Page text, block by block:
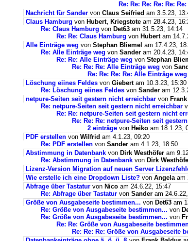
Re: Re: Re: Re: Re:
Nachricht für Sander von Claus Seifried am 3.5.23,
Claus Hamburg von Hubert, Kriegstote am 28.4.23,
Re: Claus Hamburg von Det63 am 31.5.23, 14:14
Re: Re: Claus Hamburg von Hubertam
Alle Einträge weg von Stephan Bliemel am 17.4.23,
Re: Alle Einträge weg von Sander am 20.4.23,
Re: Re: Alle Einträge weg von Stephan
Re: Re: Re: Alle Einträge weg von
Re: Re: Re: Re: Alle Einträge weg
Löschung eiines Feldes von Giebertam 10.3.23, 15:30
Re: Löschung eiines Feldes von Sander am
netpure-Seiten seit gestern nicht erreichbar von Frank
Re: netpure-Seiten seit gestern nicht erreichbar
Re: Re: netpure-Seiten seit gestern nicht
Re: Re: Re: netpure-Seiten seit
2 einträge von Heiko am 18.1.23,
PDF erstellen von Wilfrid am 4.1.23, 09:20
Re: PDF erstellen von Sander am 4.1.23, 18:50
Abstimmung in Datenbank von Dirk Westhöfer am
Re: Abstimmung in Datenbank von Dirk
Lizenz-Version Migration auf neuen Server
Wie erstelle ich eine Dropdown Liste? von Angela am
Abfrage über Tastatur von Nico am 24.6.22, 15:47
Re: Abfrage über Tastatur von Sander am
Größe von Ausgabeseite bestimmen... von Det63 am
Re: Größe von Ausgabeseite bestimmen... von
Re: Größe von Ausgabeseite bestimmen... von
Re: Re: Größe von Ausgabeseite
Re: Re: Re: Größe von Ausgabeseite